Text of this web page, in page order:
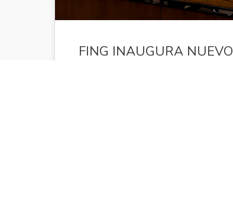
FING INAUGURA NUEVO